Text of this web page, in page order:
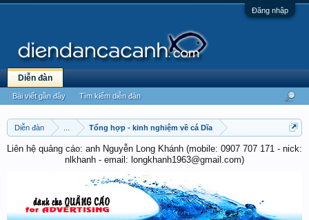
Đăng nhập
Diễn đàn Tổng hợp - kinh nghiệm về cá Dĩa
Liên hệ quảng cáo: anh Nguyễn Long Khánh (mobile: 0907 707 171 - nick:
nlkhanh - email: longkhanh1963@gmail.com)
Diễn đàn
Bài viết gần đây Tìm kiếm diễn đàn